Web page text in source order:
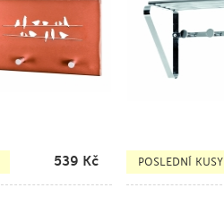
539 Kč POSLEDNÍ KUSY